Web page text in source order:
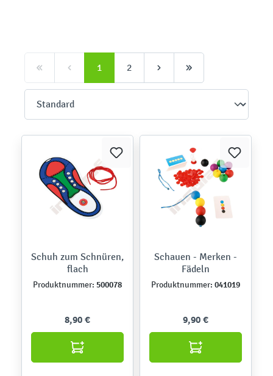
1 2
Schuh zum Schnüren,
flach
Produktnummer: 500078
8,90 €
Schauen - Merken -
Fädeln
Produktnummer: 041019
9,90 €